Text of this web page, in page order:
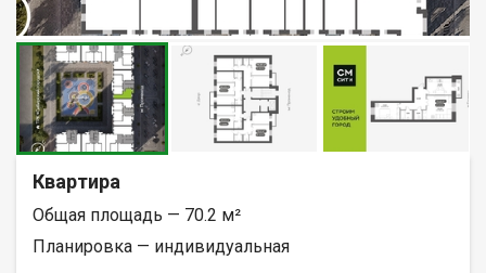
Квартира
Общая площадь — 70.2 м²
Планировка — индивидуальная